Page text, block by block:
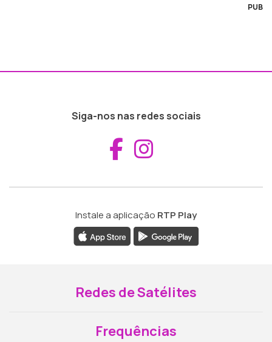
PUB
Siga-nos nas redes sociais
Aceder ao
Instale a aplicação RTP Play
Redes de Satélites
Frequências